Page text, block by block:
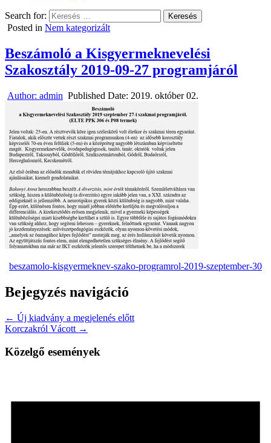
Search for:
Posted in Nem kategorizált
Beszámoló a Kisgyermeknevelési
Szakosztály 2019-09-27 programjáról
Author: admin Published Date: 2019. október 02.
beszamolo-kisgyermeknev-szako-programrol-2019-szeptember-30
Bejegyzés navigáció
← Új kiadvány a megjelenés előtt
Korczakról Vácott →
Közelgő események